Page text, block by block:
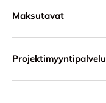
Maksutavat
Projektimyyntipalvelu